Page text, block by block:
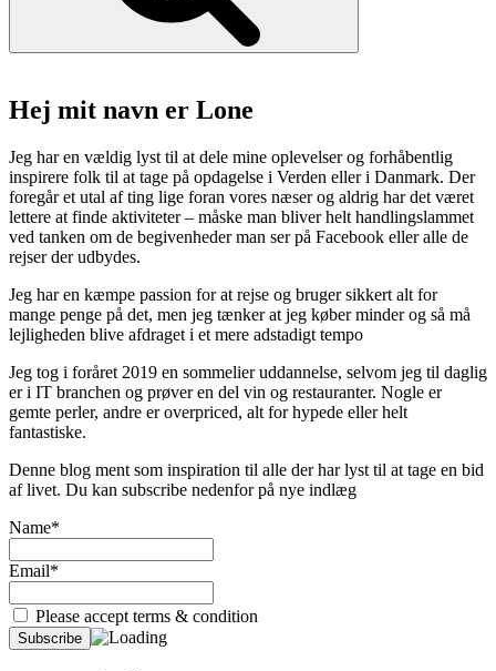
Hej mit navn er Lone
Jeg har en vældig lyst til at dele mine oplevelser og forhåbentlig
inspirere folk til at tage på opdagelse i Verden eller i Danmark. Der
foregår et utal af ting lige foran vores næser og aldrig har det været
lettere at finde aktiviteter – måske man bliver helt handlingslammet
ved tanken om de begivenheder man ser på Facebook eller alle de
rejser der udbydes.
Jeg har en kæmpe passion for at rejse og bruger sikkert alt for
mange penge på det, men jeg tænker at jeg køber minder og så må
lejligheden blive afdraget i et mere adstadigt tempo
Jeg tog i foråret 2019 en sommelier uddannelse, selvom jeg til daglig
er i IT branchen og prøver en del vin og restauranter. Nogle er
gemte perler, andre er overpriced, alt for hypede eller helt
fantastiske.
Denne blog ment som inspiration til alle der har lyst til at tage en bid
af livet. Du kan subscribe nedenfor på nye indlæg
Name*
Email*
Please accept terms & condition